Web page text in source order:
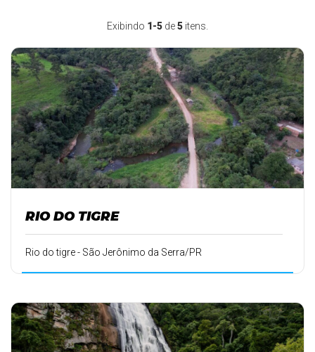
Exibindo 1-5 de5 itens.
RIO DO TIGRE
Rio do tigre - São Jerônimo da Serra/PR